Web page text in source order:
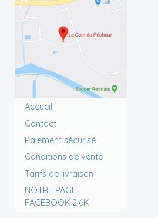
Accueil
Contact
Paiement sécurisé
Conditions de vente
Tarifs de livraison
NOTRE PAGE
FACEBOOK 2.6K